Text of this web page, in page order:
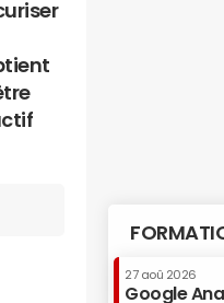
27 aoû 2026
Google